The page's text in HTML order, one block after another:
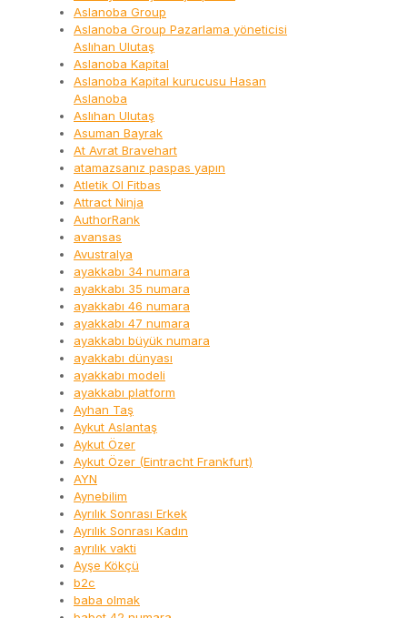
Aslanoba Group
Aslanoba Group Pazarlama yöneticisi
Aslıhan Ulutaş
Aslanoba Kapital
Aslanoba Kapital kurucusu Hasan
Aslanoba
Aslıhan Ulutaş
Asuman Bayrak
At Avrat Bravehart
atamazsanız paspas yapın
Atletik Ol Fitbas
Attract Ninja
AuthorRank
avansas
Avustralya
ayakkabı 34 numara
ayakkabı 35 numara
ayakkabı 46 numara
ayakkabı 47 numara
ayakkabı büyük numara
ayakkabı dünyası
ayakkabı modeli
ayakkabı platform
Ayhan Taş
Aykut Aslantaş
Aykut Özer
Aykut Özer (Eintracht Frankfurt)
AYN
Aynebilim
Ayrılık Sonrası Erkek
Ayrılık Sonrası Kadın
ayrılık vakti
Ayşe Kökçü
b2c
baba olmak